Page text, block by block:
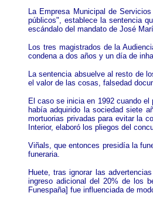
La Empresa Municipal de
públicos", establece la sentencia
escándalo del mandato de José
Los tres magistrados de la
condena a dos años y un día de
La sentencia absuelve al resto de
el valor de las cosas, falsedad
El caso se inicia en 1992 cuando
había adquirido la sociedad siete
mortuorias privadas para evitar la
Interior, elaboró los pliegos del
Viñals, que entonces presidía la
funeraria.
Huete, tras ignorar las
ingreso adicional del 20% de los
Funespaña] fue influenciada de